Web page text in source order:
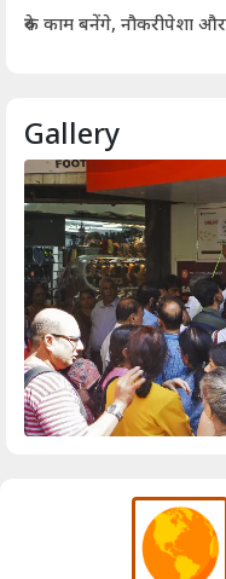
रुके काम बनेंगे, नौकरीपेशा और
Gallery